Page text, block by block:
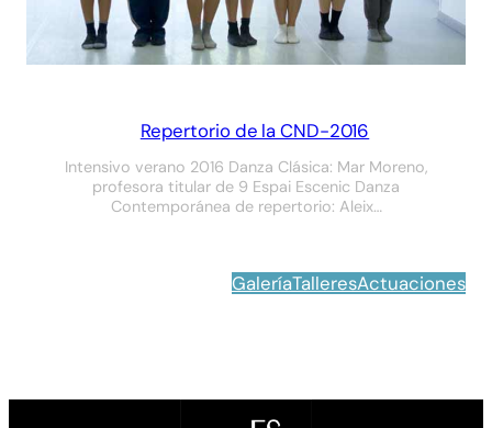
Repertorio de la CND-2016
Intensivo verano 2016 Danza Clásica: Mar Moreno,
profesora titular de 9 Espai Escenic Danza
Contemporánea de repertorio: Aleix…
GaleríaTalleresActuaciones